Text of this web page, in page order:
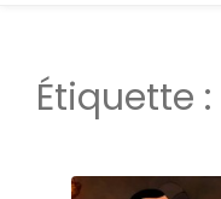
Étiquette :